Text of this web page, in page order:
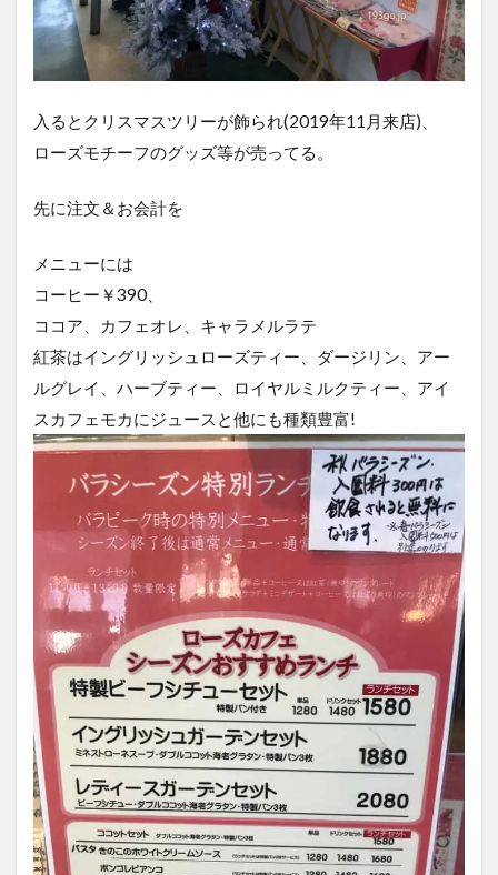
入るとクリスマスツリーが飾られ(2019年11月来店)、
ローズモチーフのグッズ等が売ってる。
先に注文＆お会計を
メニューには
コーヒー￥390、
ココア、カフェオレ、キャラメルラテ
紅茶はイングリッシュローズティー、ダージリン、アー
ルグレイ、ハーブティー、ロイヤルミルクティー、アイ
スカフェモカにジュースと他にも種類豊富!